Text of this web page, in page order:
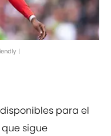
|
para el
sigue